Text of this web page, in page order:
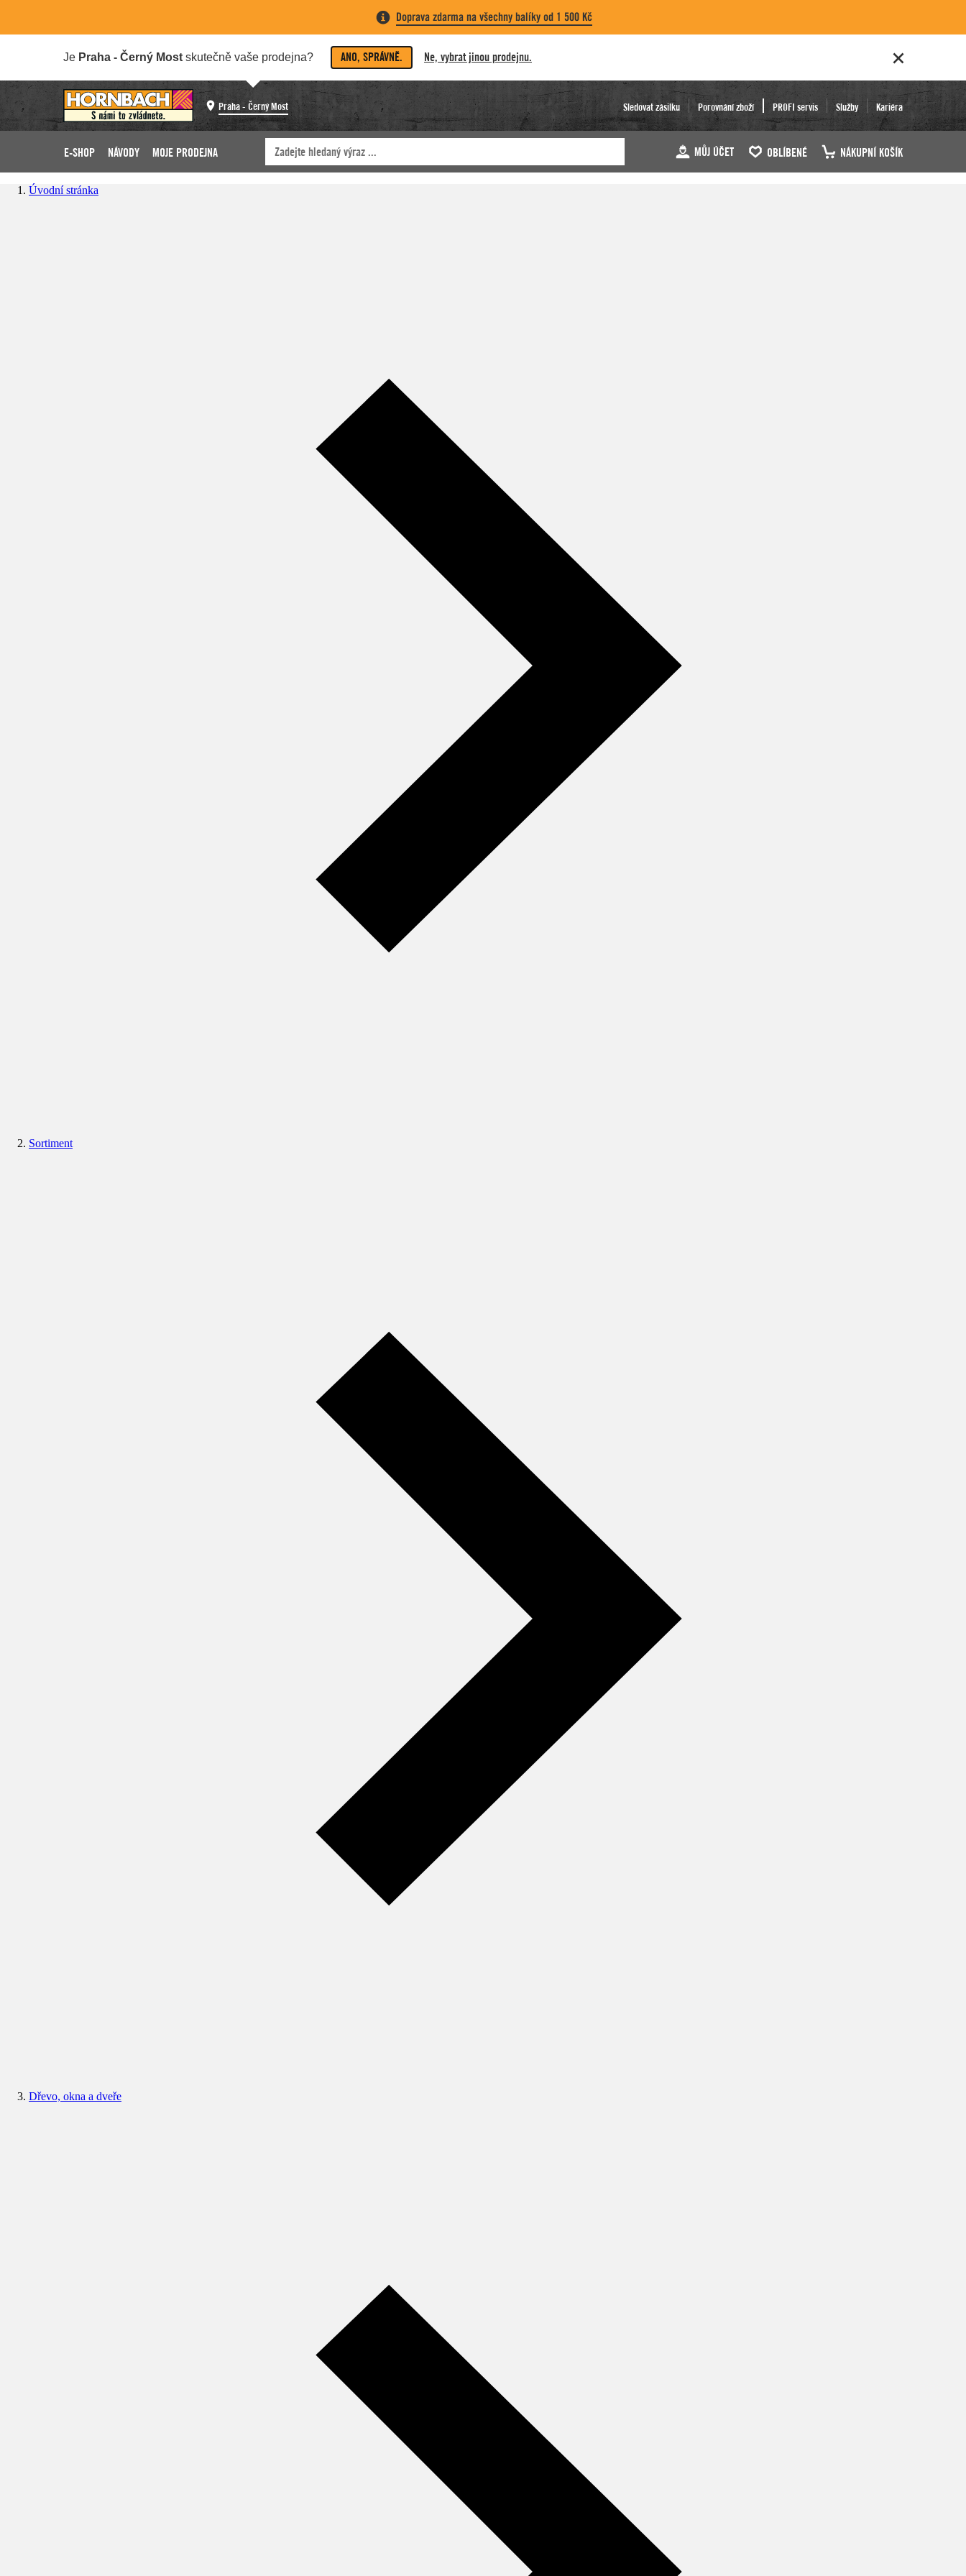
Doprava zdarma na všechny balíky od 1 500 Kč
Je Praha - Černý Most skutečně vaše prodejna? ANO, SPRÁVNĚ. Ne, vybrat jinou prodejnu.
Praha - Černý Most Sledovat zásilku Porovnání zboží PROFI servis Služby Kariéra
E-SHOP NÁVODY MOJE PRODEJNA MŮJ ÚČET OBLÍBENÉ NÁKUPNÍ KOŠÍK
Úvodní stránka
Sortiment
Dřevo, okna a dveře